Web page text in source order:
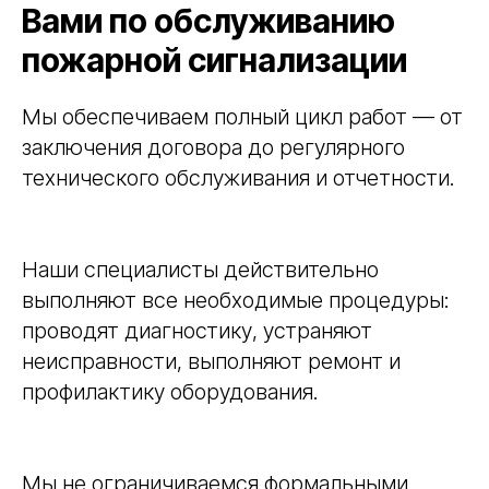
Вами по обслуживанию
пожарной сигнализации
Мы обеспечиваем полный цикл работ — от
заключения договора до регулярного
технического обслуживания и отчетности.
Наши специалисты действительно
выполняют все необходимые процедуры:
проводят диагностику, устраняют
неисправности, выполняют ремонт и
профилактику оборудования.
Мы не ограничиваемся формальными